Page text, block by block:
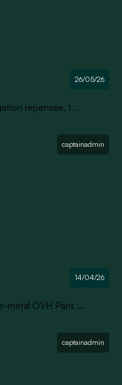
26/05/26
repensée, I...
captainadmin
14/04/26
metal OVH Paris :...
captainadmin